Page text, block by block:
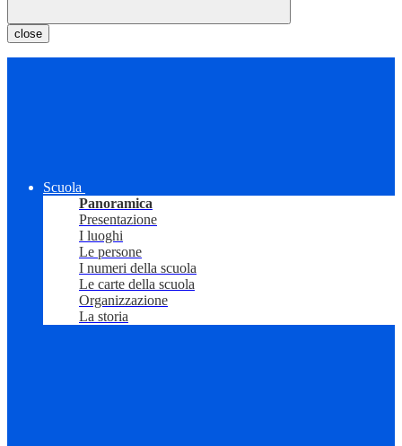
close
Scuola
Panoramica
Presentazione
I luoghi
Le persone
I numeri della scuola
Le carte della scuola
Organizzazione
La storia